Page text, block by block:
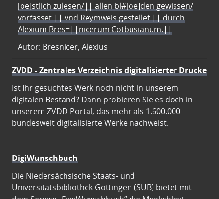
[oe]stlich zulesen/|| allen bl#[oe]den gewissen/
vorfasset || vnd Reymweis gestellet || durch
Alexium Bres=||nicerum Cotbusianum.||
Autor: Bresnicer, Alexius
ZVDD - Zentrales Verzeichnis digitalisierter Drucke
Ist Ihr gesuchtes Werk noch nicht in unserem
digitalen Bestand? Dann probieren Sie es doch in
unserem ZVDD Portal, das mehr als 1.600.000
bundesweit digitalisierte Werke nachweist.
DigiWunschbuch
Die Niedersächsische Staats- und
Universitätsbibliothek Göttingen (SUB) bietet mit